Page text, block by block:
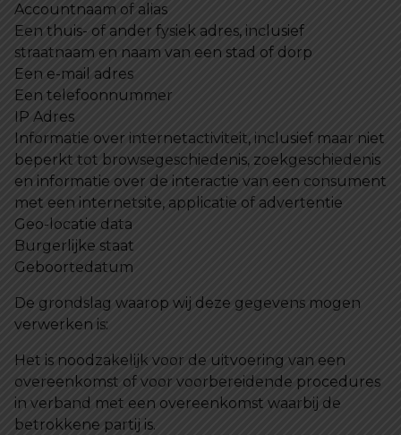
Accountnaam of alias
Een thuis- of ander fysiek adres, inclusief
straatnaam en naam van een stad of dorp
Een e-mail adres
Een telefoonnummer
IP Adres
Informatie over internetactiviteit, inclusief maar niet
beperkt tot browsegeschiedenis, zoekgeschiedenis
en informatie over de interactie van een consument
met een internetsite, applicatie of advertentie
Geo-locatie data
Burgerlijke staat
Geboortedatum
De grondslag waarop wij deze gegevens mogen
verwerken is:
Het is noodzakelijk voor de uitvoering van een
overeenkomst of voor voorbereidende procedures
in verband met een overeenkomst waarbij de
betrokkene partij is.